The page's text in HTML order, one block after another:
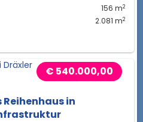
156 m2
2.081 m2
€ 540.000,00
in